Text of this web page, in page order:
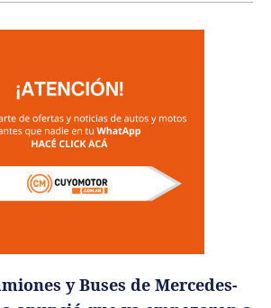
y Buses de Mercedes-